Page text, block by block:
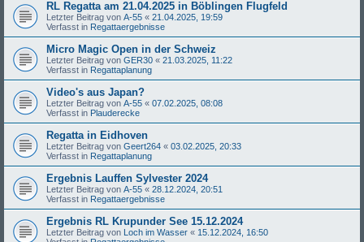
RL Regatta am 21.04.2025 in Böblingen Flugfeld
Letzter Beitrag von A-55 « 21.04.2025, 19:59
Verfasst in Regattaergebnisse
Micro Magic Open in der Schweiz
Letzter Beitrag von GER30 « 21.03.2025, 11:22
Verfasst in Regattaplanung
Video's aus Japan?
Letzter Beitrag von A-55 « 07.02.2025, 08:08
Verfasst in Plauderecke
Regatta in Eidhoven
Letzter Beitrag von Geert264 « 03.02.2025, 20:33
Verfasst in Regattaplanung
Ergebnis Lauffen Sylvester 2024
Letzter Beitrag von A-55 « 28.12.2024, 20:51
Verfasst in Regattaergebnisse
Ergebnis RL Krupunder See 15.12.2024
Letzter Beitrag von Loch im Wasser « 15.12.2024, 16:50